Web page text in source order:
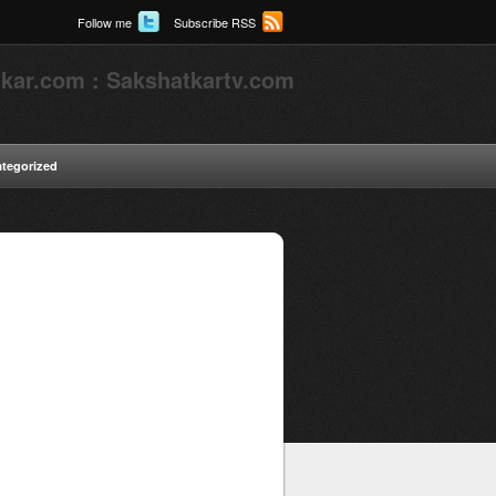
Follow me Subscribe RSS
: Sakshatkartv.com